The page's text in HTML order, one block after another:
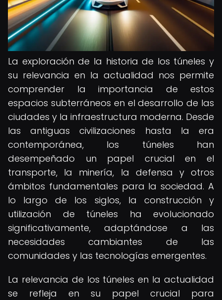
La exploración de la historia de los túneles y
su relevancia en la actualidad nos permite
comprender la importancia de estos
espacios subterráneos en el desarrollo de las
ciudades y la infraestructura moderna. Desde
las antiguas civilizaciones hasta la era
contemporánea, los túneles han
desempeñado un papel crucial en el
transporte, la minería, la defensa y otros
ámbitos fundamentales para la sociedad. A
lo largo de los siglos, la construcción y
utilización de túneles ha evolucionado
significativamente, adaptándose a las
necesidades cambiantes de las
comunidades y las tecnologías emergentes.
La relevancia de los túneles en la actualidad
se refleja en su papel crucial para